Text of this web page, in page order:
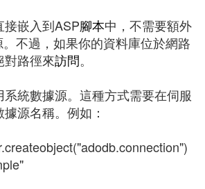
嵌入到ASP腳本中，不需要額外
不過，如果你的資料庫位於網路
對路徑來訪問。
統數據源。這種方式需要在伺服
源名稱。例如：